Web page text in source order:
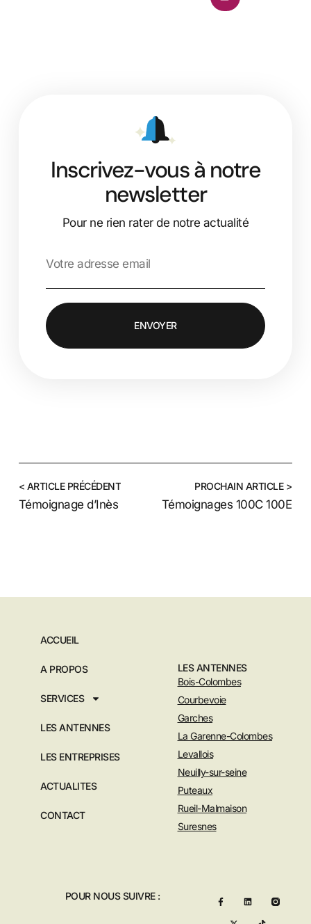
Inscrivez-vous à notre
newsletter
Pour ne rien rater de notre actualité
ENVOYER
< ARTICLE PRÉCÉDENT
Témoignage d’Inès
PROCHAIN ARTICLE >
Témoignages 100C 100E
ACCUEIL
A PROPOS
SERVICES
LES ANTENNES
LES ENTREPRISES
ACTUALITES
CONTACT
LES ANTENNES
Bois-Colombes
Courbevoie
Garches
La Garenne-Colombes
Levallois
Neuilly-sur-seine
Puteaux
Rueil-Malmaison
Suresnes
POUR NOUS SUIVRE :